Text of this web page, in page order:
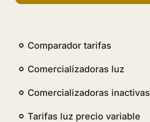
Comparador tarifas
Comercializadoras luz
Comercializadoras inactivas
Tarifas luz precio variable